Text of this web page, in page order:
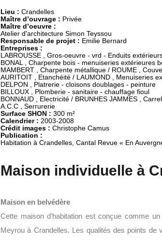
Lieu : Crandelles
Maître d’ouvrage :
Maître d’oeuvre :
Responsable de projet :
Entreprises :
LABROUSSE , Gros-oeuvre - vrd - Enduits
BONAL , Charpente bois - menuiseries extérieures
MAMBERT , Charpente métallique / ROUME ,
AURITOIT , Etanchéité / LAUMOND , Menuiseries
DELPON , Platrerie - cloisons doublages - peinture
BILLOUX , Plomberie - sanitaire - chauffage fioul
BONNAUD , Electricité / BRUNHES JAMMES ,
Surface SHON :
Calendrier :
Crédit images :
Publication :
Habitation à Crandelles, Cantal Revue « En
Maison individuelle à
Maison en belvédère
Cette maison d’habitation est conçue comme
Meyrou à Crandelles. Les qualités des points